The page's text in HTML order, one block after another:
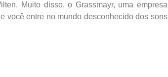
Muito disso, o Grassmayr, uma empresa
você entre no mundo desconhecido dos sons